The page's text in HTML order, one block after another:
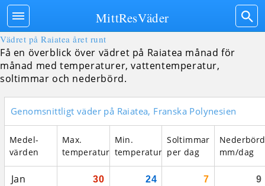
Vädret på Raiatea året runt
Få en överblick över vädret på Raiatea månad för
månad med temperaturer, vattentemperatur,
soltimmar och nederbörd.
Genomsnittligt väder på Raiatea, Franska Polynesien
Medel­
värden
Max.
temperatur
Min.
temperatur
Soltimmar
per dag
Nederbörd
mm/dag
Jan 30 24 7 9
MittResVäder